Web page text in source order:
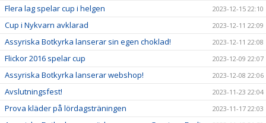
Flera lag spelar cup i helgen 2023-12-15 22:10
Cup i Nykvarn avklarad 2023-12-11 22:09
Assyriska Botkyrka lanserar sin egen choklad! 2023-12-11 22:08
Flickor 2016 spelar cup 2023-12-09 22:07
Assyriska Botkyrka lanserar webshop! 2023-12-08 22:06
Avslutningsfest! 2023-11-23 22:04
Prova kläder på lördagsträningen 2023-11-17 22:03